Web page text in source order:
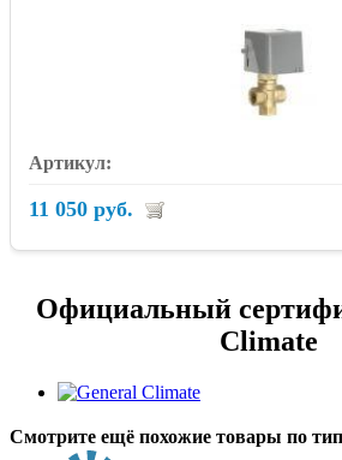
11 050 руб.
Официальный
Climate
Смотрите ещё похожие товары по